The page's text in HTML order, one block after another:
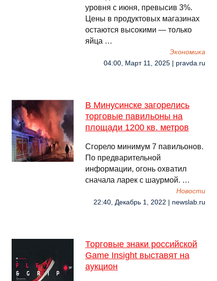
уровня с июня, превысив 3%.
Цены в продуктовых магазинах
остаются высокими — только
яйца …
Экономика
04:00, Март 11, 2025 | pravda.ru
В Минусинске загорелись
торговые павильоны на
площади 1200 кв. метров
Сгорело минимум 7 павильонов.
По предварительной
информации, огонь охватил
сначала ларек с шаурмой. …
Новости
22:40, Декабрь 1, 2022 | newslab.ru
Торговые знаки российской
Game Insight выставят на
аукцион